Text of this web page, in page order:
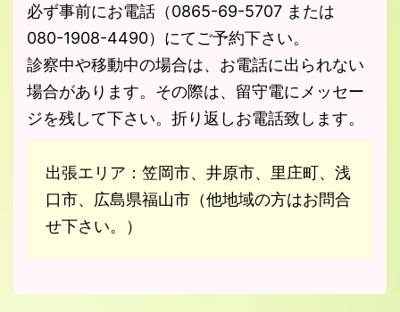
必ず事前にお電話（0865-69-5707 または
080-1908-4490）にてご予約下さい。
診察中や移動中の場合は、お電話に出られない
場合があります。その際は、留守電にメッセー
ジを残して下さい。折り返しお電話致します。
出張エリア：笠岡市、井原市、里庄町、浅
口市、広島県福山市（他地域の方はお問合
せ下さい。）